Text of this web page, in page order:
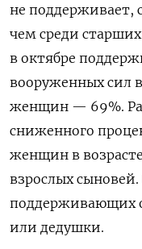
не поддерживает,
чем среди
в октябре
вооруженных сил
женщин — 69%.
сниженного
женщин в
взрослых
поддерживающих
или дедушки.